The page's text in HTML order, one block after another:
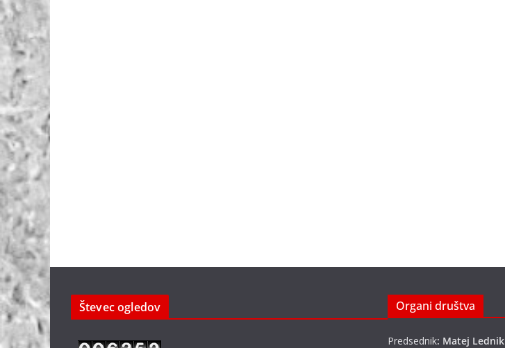
Števec ogledov Organi društva
Predsednik: Matej Lednik